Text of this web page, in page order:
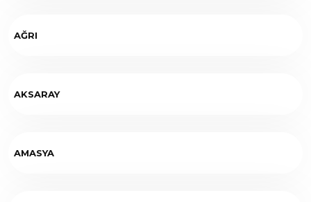
AĞRI
AKSARAY
AMASYA